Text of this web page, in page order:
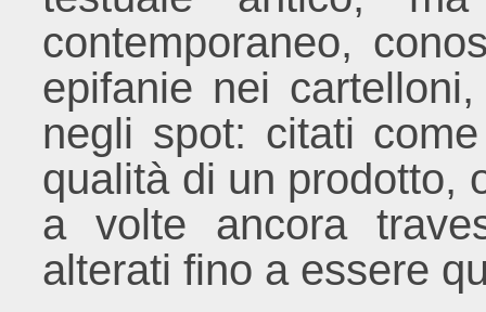
contemporaneo,
epifanie nei
negli spot: citati
qualità di un prodotto,
a volte ancora
alterati fino a essere